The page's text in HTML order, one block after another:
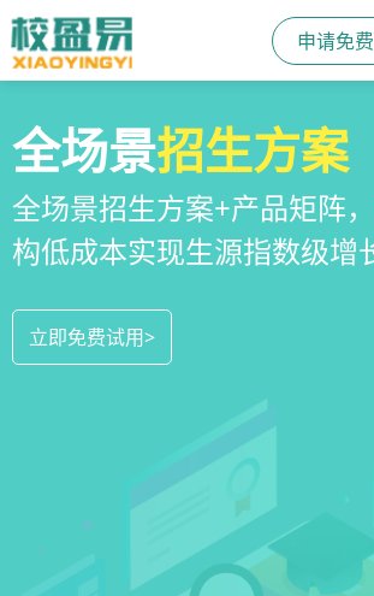
申请免
校区运营管理系统
教培机构数字化全场景运营
全方位解决学校经营管理难
立即免费试用>
全场景招生方案
全场景招生方案+产品矩阵
构低成本实现生源指数级增
立即免费试用>
教培机构小程序
一部手机链接机构、学员、
更便捷，互动零距离，体验
立即免费试用>